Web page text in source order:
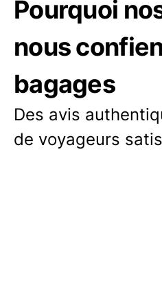
Pourquoi
nous
bagages
Des avis
de voyageurs